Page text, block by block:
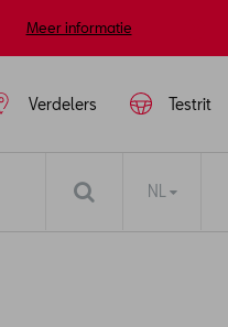
Meer informatie
Testrit
Verdelers
NL